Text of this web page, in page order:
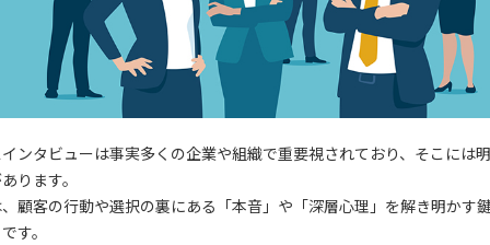
ンタビューは事実多くの企業や組織で重要視されており、そこには
ります。
顧客の行動や選択の裏にある「本音」や「深層心理」を解き明かす
す。